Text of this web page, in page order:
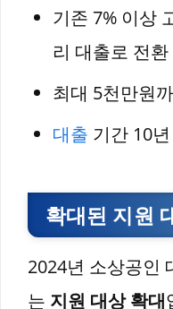
기존 7% 이상
리 대출로 전환
최대 5천만원
대출 기간 10
확대된 지원
2024년 소상공인
는 지원 대상 확대